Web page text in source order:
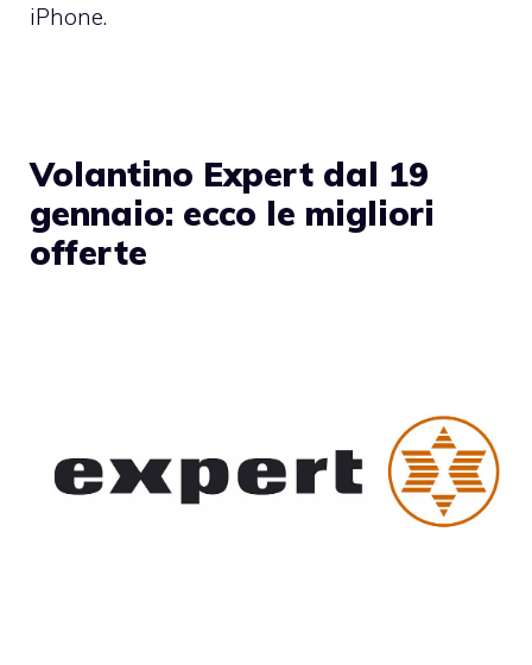
iPhone.
Volantino Expert dal 19
gennaio: ecco le migliori
offerte